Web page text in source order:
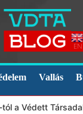
EN
Vallás
Társadalom